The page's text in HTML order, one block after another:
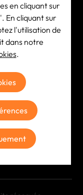
en cliquant sur
'. En cliquant sur
l'utilisation de
dans notre
.